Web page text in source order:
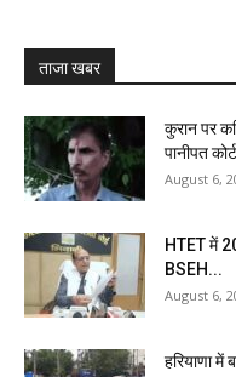
ताजा खबर
कुरान पर
पानीपत
August 6,
HTET में
BSEH...
August 6,
हरियाणा में